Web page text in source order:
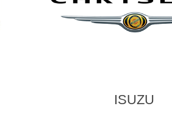
ISUZU